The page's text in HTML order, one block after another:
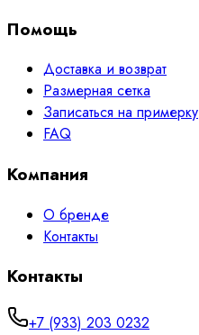
Помощь
Доставка и возврат
Размерная сетка
Записаться на примерку
FAQ
Компания
О бренде
Контакты
Контакты
+7 (933) 203 0232